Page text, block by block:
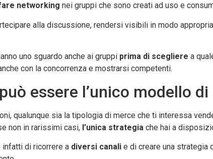
networking nei gruppi che sono creati ad uso e
alla discussione, rendersi visibili in modo
uno sguardo anche ai gruppi prima di scegliere a
con la concorrenza e mostrarsi competenti.
essere l’unico modello
qualunque sia la tipologia di merce che ti interessa
non in rarissimi casi, l’unica strategia che hai a
di ricorrere a diversi canali e di creare una strategia